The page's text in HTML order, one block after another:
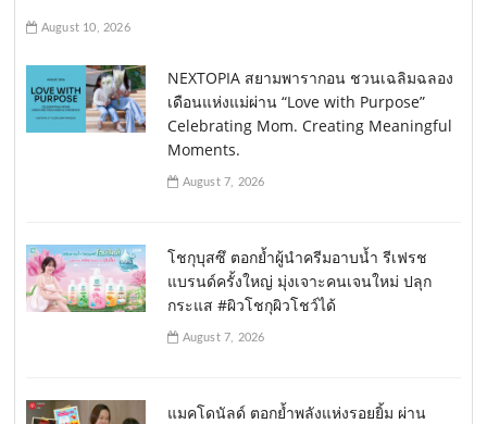
August 10, 2026
NEXTOPIA สยามพารากอน ชวนเฉลิมฉลอง
เดือนแห่งแม่ผ่าน “Love with Purpose”
Celebrating Mom. Creating Meaningful
Moments.
August 7, 2026
โชกุบุสซึ ตอกย้ำผู้นำครีมอาบน้ำ รีเฟรช
แบรนด์ครั้งใหญ่ มุ่งเจาะคนเจนใหม่ ปลุก
กระแส #ผิวโชกุผิวโชว์ได้
August 7, 2026
แมคโดนัลด์ ตอกย้ำพลังแห่งรอยยิ้ม ผ่าน